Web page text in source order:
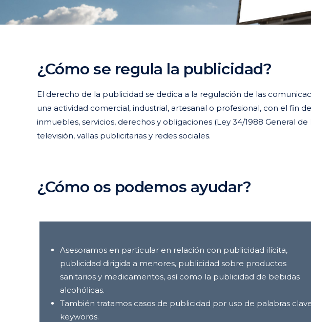
¿Cómo se regula la publicidad?
El derecho de la publicidad se dedica a la regulación de las
una actividad comercial, industrial, artesanal o profesional, con el
inmuebles, servicios, derechos y obligaciones (Ley 34/1988 General
televisión, vallas publicitarias y redes sociales.
¿Cómo os podemos ayudar?
Asesoramos en particular en relación con publicidad ilícita,
publicidad dirigida a menores, publicidad sobre productos
sanitarios y medicamentos, así como la publicidad de bebidas
alcohólicas.
También tratamos casos de publicidad por uso de palabras
keywords.